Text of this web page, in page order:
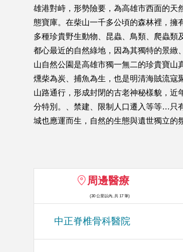
雄港對峙，形勢險要，為高雄市西面的天
態寶庫。在柴山一千多公頃的森林裡，擁
多種珍貴野生動物、昆蟲、鳥類、爬蟲
都心最近的自然綠地，因為其獨特的景緻
山自然公園是高雄市獨一無二的珍貴寶山
燻柴為炭、捕魚為生，也是明清海賊流
山路通行，形成封閉的古老神秘樣貌，
分特別。、禁建、限制人口遷入等等…只
城也應運而生，自然的生態與遺世獨立的
周邊醫療
(30 公里以內, 共 17 筆)
中正脊椎骨科醫院